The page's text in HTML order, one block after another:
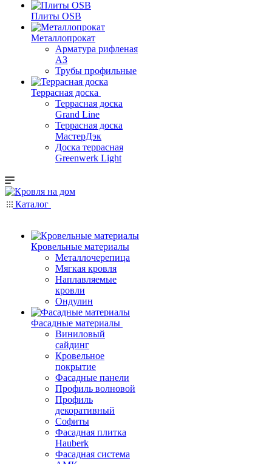
Плиты OSB
Металлопрокат
Арматура рифленая
АЗ
Трубы профильные
Террасная доска
Террасная доска
Grand Line
Террасная доска
МастерДэк
Доска террасная
Greenwerk Light
Каталог
Кровельные материалы
Металлочерепица
Мягкая кровля
Наплавляемые
кровли
Ондулин
Фасадные материалы
Виниловый
сайдинг
Кровельное
покрытие
Фасадные панели
Профиль волновой
Профиль
декоративный
Софиты
Фасадная плитка
Hauberk
Фасадная система